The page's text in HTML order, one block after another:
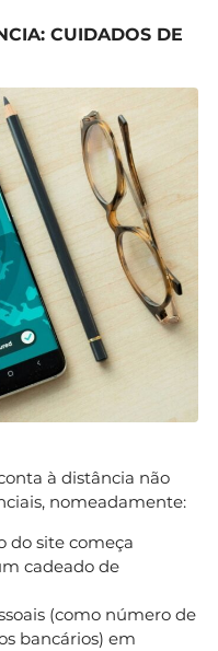
CUIDADOS DE
à distância não
nomeadamente:
do site começa
cadeado de
(como número de
bancários) em